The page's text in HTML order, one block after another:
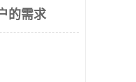
的需求